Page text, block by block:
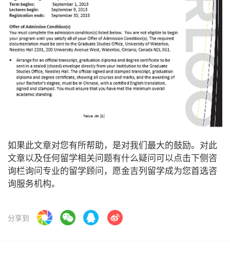
如果此文章对您有所帮助，是对我们最大的鼓励。对此
文章以及任何留学相关问题有什么疑问可以点击下侧咨
询栏询问专业的留学顾问，愿金吉列留学成为您首选咨
询服务机构。
分享到